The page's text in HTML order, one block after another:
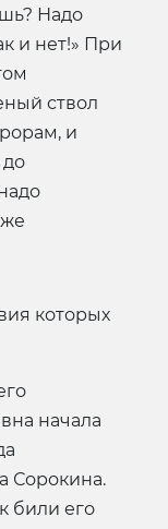
Надо
и нет!» При
ствол
и
которых
начала
Сорокина.
били его